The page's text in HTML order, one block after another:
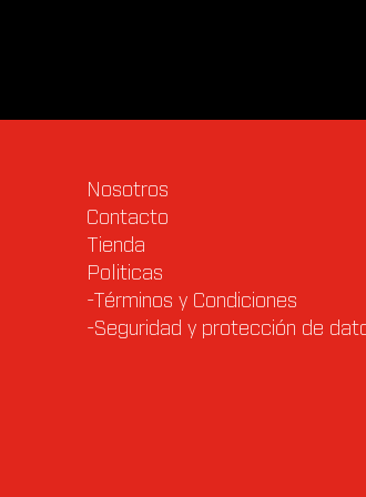
Nosotros
Contacto
Tienda
Politicas
-Términos y Condiciones
-Seguridad y protección de